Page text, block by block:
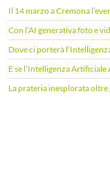
a
p
e
r
:
Il 14 marzo a Cremona
Con l’AI generativa foto e
Dove ci porterà
E se l’Intelligenza Artificiale
La prateria inesplorata